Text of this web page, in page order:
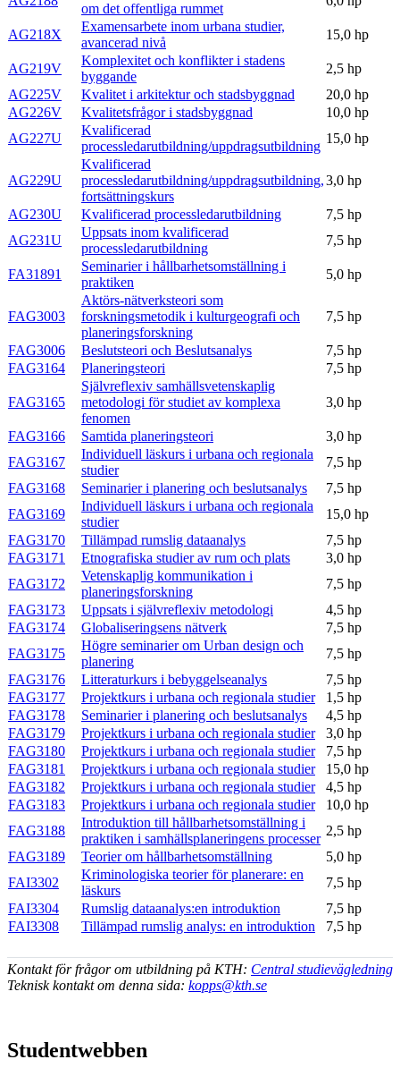
om det offentliga rummet
AG218X
Examensarbete inom urbana studier,
avancerad nivå
15,0 hp
AG219V
Komplexitet och konflikter i stadens
byggande
2,5 hp
AG225V
Kvalitet i arkitektur och stadsbyggnad
20,0 hp
AG226V
Kvalitetsfrågor i stadsbyggnad
10,0 hp
AG227U
Kvalificerad
processledarutbildning/uppdragsutbildning
15,0 hp
AG229U
Kvalificerad
processledarutbildning/uppdragsutbildning,
fortsättningskurs
3,0 hp
AG230U Kvalificerad processledarutbildning
7,5 hp
AG231U
Uppsats inom kvalificerad
processledarutbildning
7,5 hp
FA31891
Seminarier i hållbarhetsomställning i
praktiken
5,0 hp
FAG3003
Aktörs-nätverksteori som
forskningsmetodik i kulturgeografi och
planeringsforskning
7,5 hp
FAG3006 Beslutsteori och Beslutsanalys
7,5 hp
FAG3164
Planeringsteori 7,5 hp
FAG3165
Självreflexiv samhällsvetenskaplig
metodologi för studiet av komplexa
fenomen
3,0 hp
FAG3166 Samtida planeringsteori
3,0 hp
FAG3167
Individuell läskurs i urbana och regionala
studier
7,5 hp
FAG3168
Seminarier i planering och beslutsanalys
7,5 hp
FAG3169
Individuell läskurs i urbana och regionala
studier
15,0 hp
FAG3170
Tillämpad rumslig dataanalys
7,5 hp
FAG3171
Etnografiska studier av rum och plats
3,0 hp
FAG3172
Vetenskaplig kommunikation i
planeringsforskning
7,5 hp
FAG3173
Uppsats i självreflexiv metodologi
4,5 hp
FAG3174
Globaliseringsens nätverk
7,5 hp
FAG3175
Högre seminarier om Urban design och
planering
7,5 hp
FAG3176
Litteraturkurs i bebyggelseanalys
7,5 hp
FAG3177
Projektkurs i urbana och regionala studier
1,5 hp
FAG3178
Seminarier i planering och beslutsanalys
4,5 hp
FAG3179
Projektkurs i urbana och regionala studier
3,0 hp
FAG3180
Projektkurs i urbana och regionala studier
7,5 hp
FAG3181
Projektkurs i urbana och regionala studier
15,0 hp
FAG3182
Projektkurs i urbana och regionala studier
4,5 hp
FAG3183
Projektkurs i urbana och regionala studier
10,0 hp
FAG3188
Introduktion till hållbarhetsomställning i
praktiken i samhällsplaneringens processer
2,5 hp
FAG3189
Teorier om hållbarhetsomställning
5,0 hp
FAI3302
Kriminologiska teorier för planerare: en
läskurs
7,5 hp
FAI3304
Rumslig dataanalys:en introduktion
7,5 hp
FAI3308
Tillämpad rumslig analys: en introduktion 7,5 hp
Kontakt för frågor om utbildning på KTH: Central studievägledning
Teknisk kontakt om denna sida: kopps@kth.se
Studentwebben